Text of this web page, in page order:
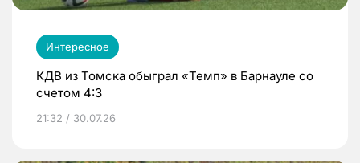
Интересное
КДВ из Томска обыграл «Темп» в Барнауле со
счетом 4:3
21:32 / 30.07.26